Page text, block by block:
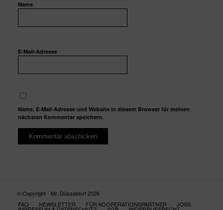
Name
E-Mail-Adresse
Name, E-Mail-Adresse und Website in diesem Browser für meinen
nächsten Kommentar speichern.
© Copyright - Mr. Düsseldorf 2026
FAQ
NEWSLETTER FÜR KOOPERATIONSPARTNER JOBS